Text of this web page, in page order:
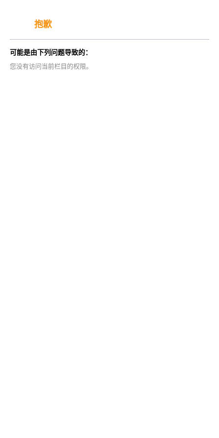
抱歉
可能是由下列问题导致的：
您没有访问当前栏目的权限。